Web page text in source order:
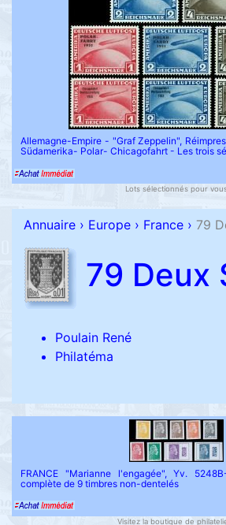
Allemagne-Empire - "Graf Zeppelin",
Südamerika- Polar- Chicagofahrt - Les trois
Lots sélectionnés pour
Annuaire › Europe › France › 79
79 Deux
Poulain René
Philatéma
FRANCE "Marianne l'engagée", Yv.
complète de 9 timbres non-dentelés
Visitez la boutique de